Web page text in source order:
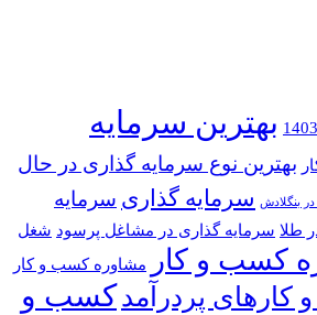
بهترین سرمایه
بهترین نوع سرمایه گذاری در حال
بنگلادش سرمایه گذاری سرمایه
طلا سرمایه گذاری در مشاغل پرسود شغل
کسب و کار
مشاوره کسب و کار
پردرآمدکسب و